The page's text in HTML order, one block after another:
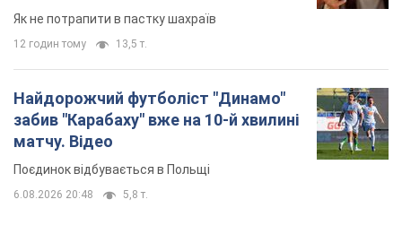
Як не потрапити в пастку шахраїв
12 годин тому 13,5 т.
Найдорожчий футболіст "Динамо"
забив "Карабаху" вже на 10-й хвилині
матчу. Відео
Поєдинок відбувається в Польщі
6.08.2026 20:48 5,8 т.